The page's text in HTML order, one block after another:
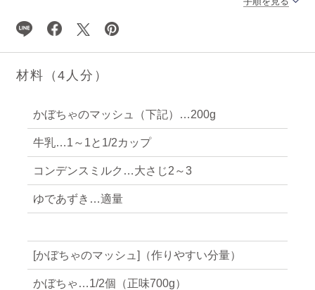
材料（4人分）
かぼちゃのマッシュ（下記）…200g
牛乳…1～1と1/2カップ
コンデンスミルク…大さじ2～3
ゆであずき…適量
[かぼちゃのマッシュ]（作りやすい分量）
かぼちゃ…1/2個（正味700g）